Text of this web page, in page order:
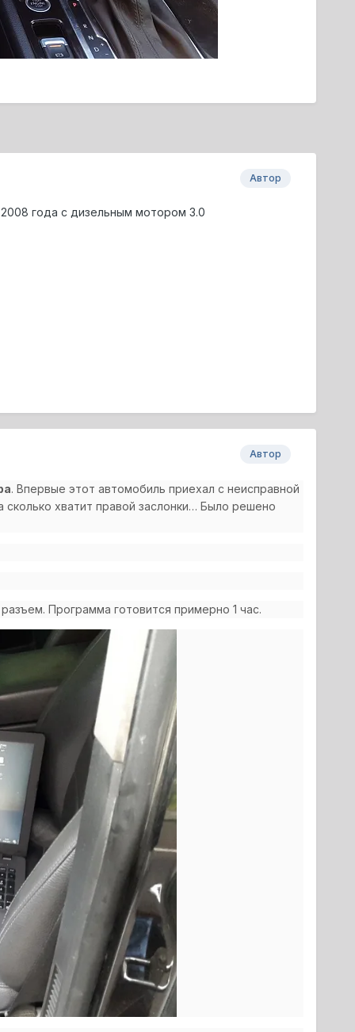
Автор
года с дизельным мотором 3.0
Автор
. Впервые этот автомобиль приехал с неисправной
сколько хватит правой заслонки… Было решено
Программа готовится примерно 1 час.